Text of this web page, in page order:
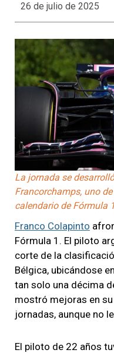
26 de julio de 2025
La jornada se
Francorchamps, uno
calendario de Fórmula
Franco Colapinto
Fórmula 1. El piloto
corte de la
Bélgica, ubicándose
tan solo una décima
mostró mejoras en
jornadas, aunque no
El piloto de 22 años